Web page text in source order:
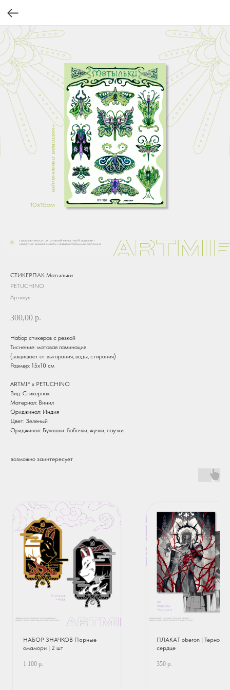
СТИКЕРПАК Мотыльки
PETUCHINO
Артикул:
300,00 р.
Набор стикеров с резкой
Тиснение: матовая ламинация
(защищает от выгорания, воды, стирания)
Размер: 15х10 см
ARTMIF х PETUCHINO
Вид: Стикерпак
Материал: Винил
Ориджинал: Индия
Цвет: Зеленый
Ориджинал: Букашки: бабочки, жучки, паучки
возможно заинтересует
НАБОР ЗНАЧКОВ Парные
омамори | 2 шт
1 100 р.
ПЛАКАТ oberon | Терновое
сердце
350 р.